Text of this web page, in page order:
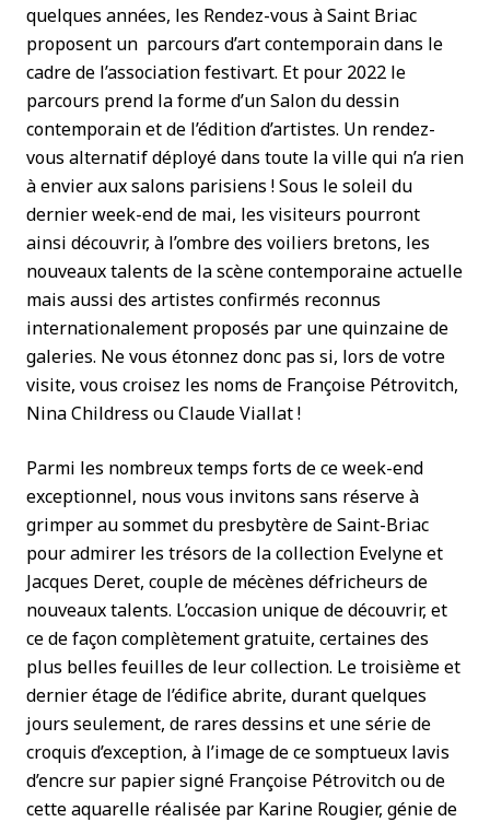
quelques années, les Rendez-vous à Saint Briac
proposent un parcours d’art contemporain dans le
cadre de l’association festivart. Et pour 2022 le
parcours prend la forme d’un Salon du dessin
contemporain et de l’édition d’artistes. Un rendez-
vous alternatif déployé dans toute la ville qui n’a rien
à envier aux salons parisiens ! Sous le soleil du
dernier week-end de mai, les visiteurs pourront
ainsi découvrir, à l’ombre des voiliers bretons, les
nouveaux talents de la scène contemporaine actuelle
mais aussi des artistes confirmés reconnus
internationalement proposés par une quinzaine de
galeries. Ne vous étonnez donc pas si, lors de votre
visite, vous croisez les noms de Françoise Pétrovitch,
Nina Childress ou Claude Viallat !
Parmi les nombreux temps forts de ce week-end
exceptionnel, nous vous invitons sans réserve à
grimper au sommet du presbytère de Saint-Briac
pour admirer les trésors de la collection Evelyne et
Jacques Deret, couple de mécènes défricheurs de
nouveaux talents. L’occasion unique de découvrir, et
ce de façon complètement gratuite, certaines des
plus belles feuilles de leur collection. Le troisième et
dernier étage de l’édifice abrite, durant quelques
jours seulement, de rares dessins et une série de
croquis d’exception, à l’image de ce somptueux lavis
d’encre sur papier signé Françoise Pétrovitch ou de
cette aquarelle réalisée par Karine Rougier, génie de